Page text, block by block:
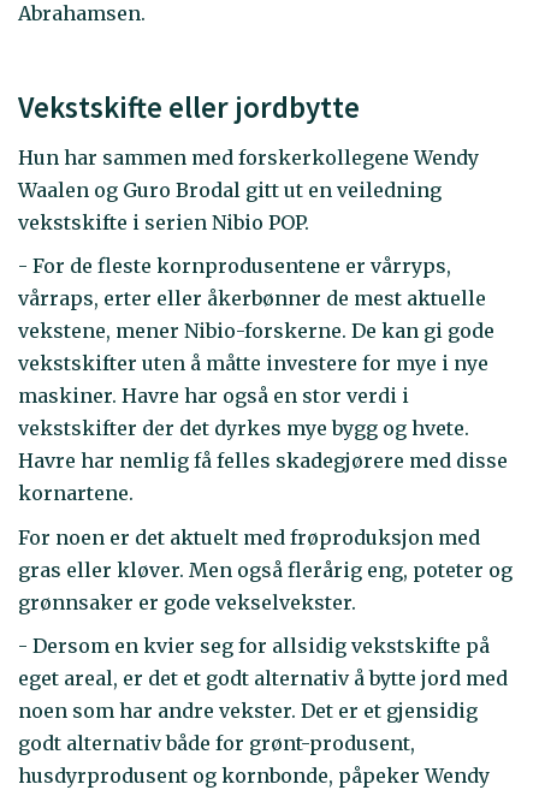
Abrahamsen.
Vekstskifte eller jordbytte
Hun har sammen med forskerkollegene Wendy
Waalen og Guro Brodal gitt ut en veiledning
vekstskifte i serien Nibio POP.
- For de fleste kornprodusentene er vårryps,
vårraps, erter eller åkerbønner de mest aktuelle
vekstene, mener Nibio-forskerne. De kan gi gode
vekstskifter uten å måtte investere for mye i nye
maskiner. Havre har også en stor verdi i
vekstskifter der det dyrkes mye bygg og hvete.
Havre har nemlig få felles skadegjørere med disse
kornartene.
For noen er det aktuelt med frøproduksjon med
gras eller kløver. Men også flerårig eng, poteter og
grønnsaker er gode vekselvekster.
- Dersom en kvier seg for allsidig vekstskifte på
eget areal, er det et godt alternativ å bytte jord med
noen som har andre vekster. Det er et gjensidig
godt alternativ både for grønt-produsent,
husdyrprodusent og kornbonde, påpeker Wendy